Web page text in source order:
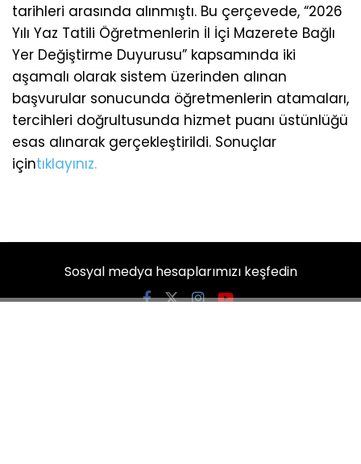
tarihleri arasında alınmıştı. Bu çerçevede, “2026
Yılı Yaz Tatili Öğretmenlerin İl İçi Mazerete Bağlı
Yer Değiştirme Duyurusu” kapsamında iki
aşamalı olarak sistem üzerinden alınan
başvurular sonucunda öğretmenlerin atamaları,
tercihleri doğrultusunda hizmet puanı üstünlüğü
esas alınarak gerçekleştirildi. Sonuçlar
içintıklayınız.
Sosyal medya hesaplarımızı keşfedin